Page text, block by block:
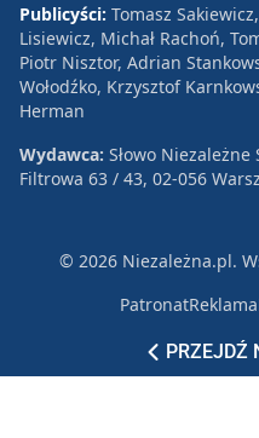
PRZEJDŹ
Publicyści: Tomasz
Lisiewicz, Michał Rachoń,
Piotr Nisztor, Adrian
Wołodźko, Krzysztof
Herman
Wydawca: Słowo Niezależne
Filtrowa 63 / 43, 02-056
© 2026 Niezależna.pl.
PatronatReklama